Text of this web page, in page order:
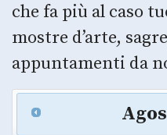
che fa più al caso
mostre d’arte,
appuntamenti da